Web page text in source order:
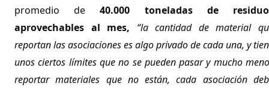
promedio de 40.000 toneladas de
aprovechables al mes,
“la cantidad de material
reportan las asociaciones es algo privado de cada una, y
unos ciertos límites que no se pueden pasar y mucho
reportar materiales que no están, cada asociación